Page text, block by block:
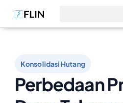
Konsolidasi Hutang
Perbedaan